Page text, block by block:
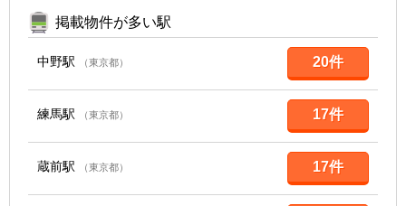
掲載物件が多い駅
中野駅 （東京都） 20件
練馬駅 （東京都） 17件
蔵前駅 （東京都） 17件